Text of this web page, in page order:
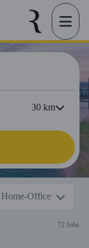
30 km
Home-Office
72 Jobs